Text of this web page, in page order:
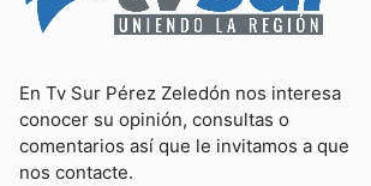
En Tv Sur Pérez Zeledón nos interesa
conocer su opinión, consultas o
comentarios así que le invitamos a que
nos contacte.